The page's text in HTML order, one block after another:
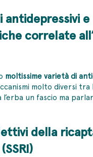
antidepressivi e
correlate
moltissime varietà di
molto diversi
un fascio ma
della